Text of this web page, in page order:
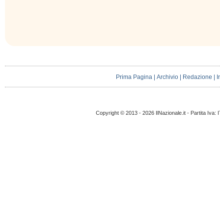
Prima Pagina |Archivio Redazione
Copyright © 2013 - 2026 IlNazionale.it - Partita Iva: